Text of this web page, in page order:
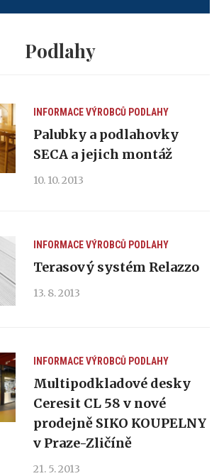
Podlahy
INFORMACE VÝROBCŮ PODLAHY
Palubky a podlahovky
SECA a jejich montáž
10. 10. 2013
INFORMACE VÝROBCŮ PODLAHY
Terasový systém Relazzo
13. 8. 2013
INFORMACE VÝROBCŮ PODLAHY
Multipodkladové desky
Ceresit CL 58 v nové
prodejně SIKO KOUPELNY
v Praze-Zličíně
21. 5. 2013